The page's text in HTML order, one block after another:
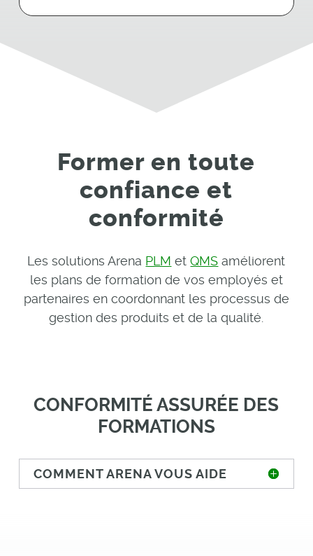
Former en toute
confiance et
conformité
Les solutions Arena PLM etQMS améliorent
les plans de formation de vos employés et
partenaires en coordonnant les processus de
gestion des produits et de la qualité.
CONFORMITÉ ASSURÉE DES
FORMATIONS
COMMENT ARENA VOUS AIDE